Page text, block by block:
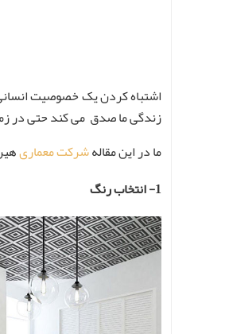
اشتباه کردن یک خصوصیت
زندگی ما صدق می کند حتی در
ما در این مقالهشرکت معماری
1- انتخاب رنگ